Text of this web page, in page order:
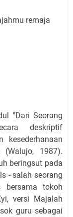
remaja
"Dari Seorang
deskriptif
kesederhanaan
1987).
beringsut pada
-salah seorang
bersama tokoh
versi Majalah
guru sebagai